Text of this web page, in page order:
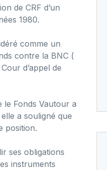
de CRF d’un
1980.
comme un
contre la BNC (
d’appel de
le Fonds Vautour a
a souligné que
position.
ses obligations
instruments